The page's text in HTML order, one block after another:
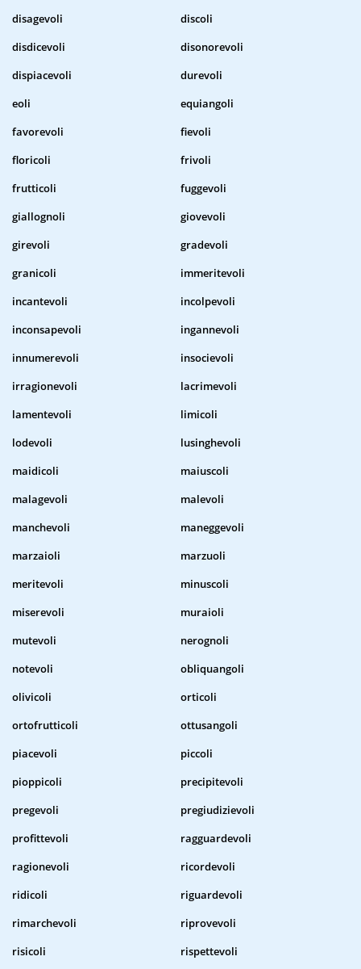
disagevoli
discoli
disdicevoli
disonorevoli
dispiacevoli
durevoli
eoli
equiangoli
favorevoli
fievoli
floricoli
frivoli
frutticoli
fuggevoli
giallognoli
giovevoli
girevoli
gradevoli
granicoli
immeritevoli
incantevoli
incolpevoli
inconsapevoli
ingannevoli
innumerevoli
insocievoli
irragionevoli
lacrimevoli
lamentevoli
limicoli
lodevoli
lusinghevoli
maidicoli
maiuscoli
malagevoli
malevoli
manchevoli
maneggevoli
marzaioli
marzuoli
meritevoli
minuscoli
miserevoli
muraioli
mutevoli
nerognoli
notevoli
obliquangoli
olivicoli
orticoli
ortofrutticoli
ottusangoli
piacevoli
piccoli
pioppicoli
precipitevoli
pregevoli
pregiudizievoli
profittevoli
ragguardevoli
ragionevoli
ricordevoli
ridicoli
riguardevoli
rimarchevoli
riprovevoli
risicoli
rispettevoli